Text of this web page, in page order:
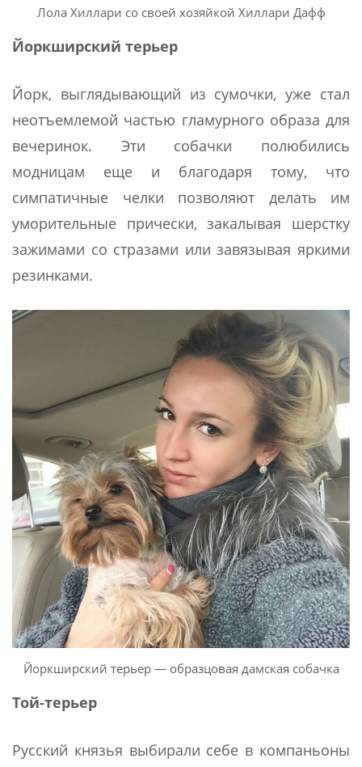
Лола Хиллари со своей хозяйкой Хиллари Дафф
Йоркширский терьер
Йорк, выглядывающий из сумочки, уже стал
неотъемлемой частью гламурного образа для
вечеринок. Эти собачки полюбились
модницам еще и благодаря тому, что
симпатичные челки позволяют делать им
уморительные прически, закалывая шерстку
зажимами со стразами или завязывая яркими
резинками.
Йоркширский терьер — образцовая дамская собачка
Той-терьер
Русский князья выбирали себе в компаньоны